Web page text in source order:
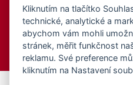
© 2016-2026 -
aGovernment, Verze:4.0.1.1 -
Všechna práva vyhrazena
Kliknutím na tlačítko
technické, analytické a
abychom vám mohli
stránek, měřit funkčnost
reklamu. Své preference
kliknutím na Nastavení